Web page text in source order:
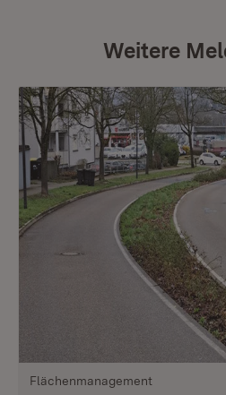
Weitere
Flächenmanagement